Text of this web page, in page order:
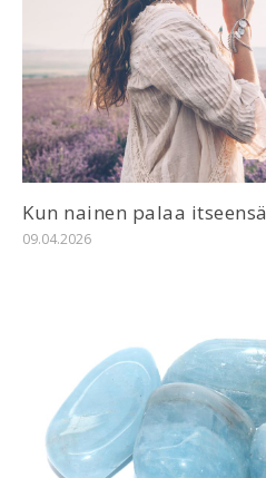
Kun nainen palaa itseensä
09.04.2026